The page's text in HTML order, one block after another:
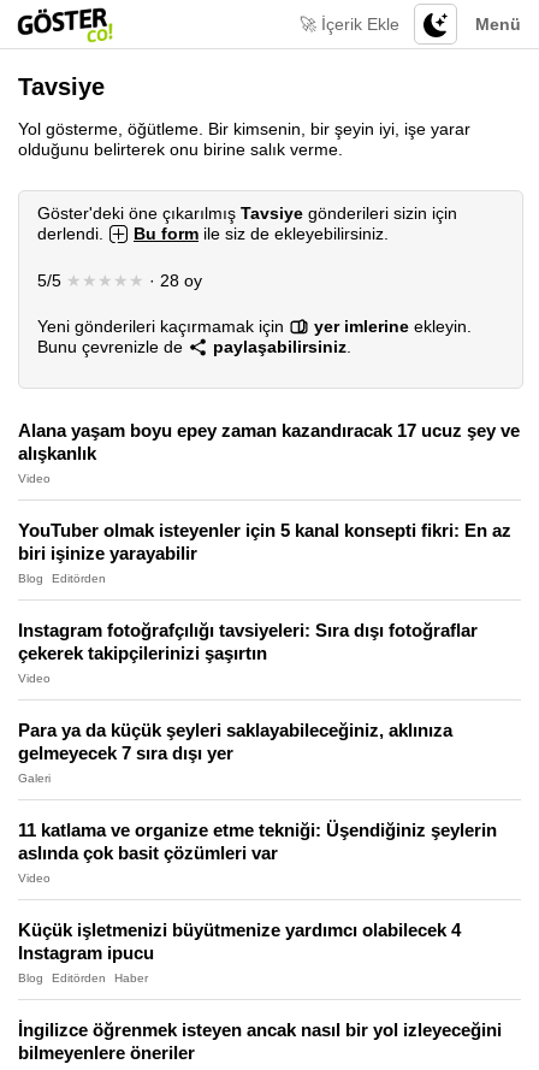
Menü
🚀 İçerik Ekle
Tavsiye
Yol gösterme, öğütleme. Bir kimsenin, bir şeyin iyi, işe yarar
olduğunu belirterek onu birine salık verme.
Göster'deki öne çıkarılmış Tavsiye gönderileri sizin için
derlendi.
Bu form ile siz de ekleyebilirsiniz.
5/5 ★★★★★ · 28 oy
Yeni gönderileri kaçırmamak için yer imlerine ekleyin.
Bunu çevrenizle de
paylaşabilirsiniz
Alana yaşam boyu epey zaman kazandıracak 17 ucuz şey ve
alışkanlık
Video
YouTuber olmak isteyenler için 5 kanal konsepti fikri: En az
biri işinize yarayabilir
Blog Editörden
Instagram fotoğrafçılığı tavsiyeleri: Sıra dışı fotoğraflar
çekerek takipçilerinizi şaşırtın
Video
Para ya da küçük şeyleri saklayabileceğiniz, aklınıza
gelmeyecek 7 sıra dışı yer
Galeri
11 katlama ve organize etme tekniği: Üşendiğiniz şeylerin
aslında çok basit çözümleri var
Video
Küçük işletmenizi büyütmenize yardımcı olabilecek 4
Instagram ipucu
Blog Editörden Haber
İngilizce öğrenmek isteyen ancak nasıl bir yol izleyeceğini
bilmeyenlere öneriler